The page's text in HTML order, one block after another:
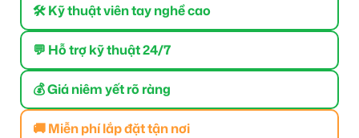
🛠 Kỹ thuật viên tay nghề cao
💬 Hỗ trợ kỹ thuật 24/7
💰 Giá niêm yết rõ ràng
🚚 Miễn phí lắp đặt tận nơi